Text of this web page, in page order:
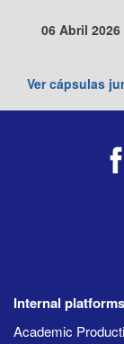
06 Abril 2026
Ver cápsulas
Internal platforms
Academic